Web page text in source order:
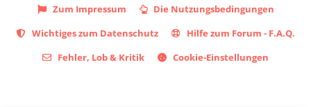
Zum Impressum
Die Nutzungsbedingungen
Wichtiges zum Datenschutz
Hilfe zum Forum - F.A.Q.
Fehler, Lob & Kritik
Cookie-Einstellungen